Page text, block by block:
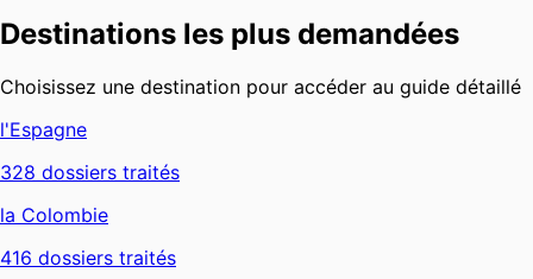
Destinations les plus demandées
Choisissez une destination pour accéder au guide détaillé
l'Espagne
328 dossiers traités
la Colombie
416 dossiers traités